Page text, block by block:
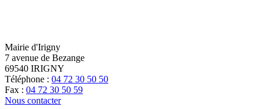
Mairie d'Irigny
7 avenue de Bezange
69540 IRIGNY
Téléphone : 04 72 30 50 50
Fax : 04 72 30 50 59
Nous contacter